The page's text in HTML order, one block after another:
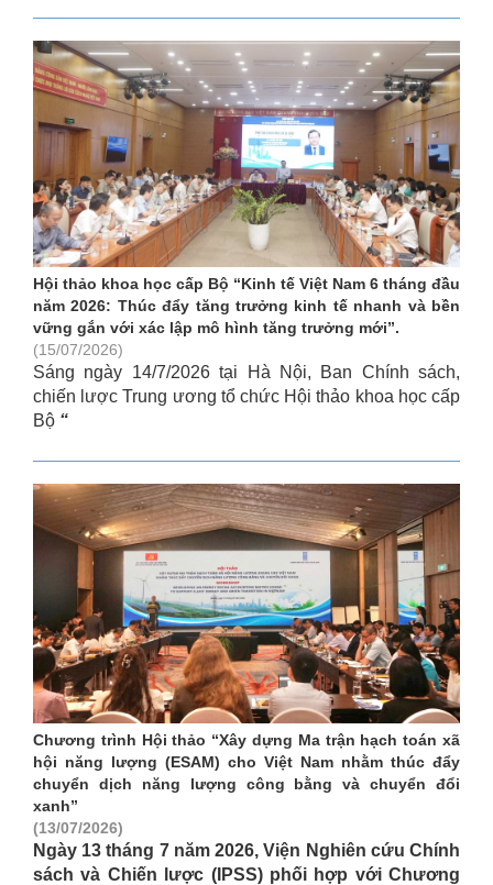
Hội thảo khoa học cấp Bộ “Kinh tế Việt Nam 6 tháng đầu
năm 2026: Thúc đẩy tăng trưởng kinh tế nhanh và bền
vững gắn với xác lập mô hình tăng trưởng mới”.
(15/07/2026)
Sáng ngày 14/7/2026 tại Hà Nội, Ban Chính sách,
chiến lược Trung ương tổ chức Hội thảo khoa học cấp
Bộ “
Chương trình Hội thảo “Xây dựng Ma trận hạch toán xã
hội năng lượng (ESAM) cho Việt Nam nhằm thúc đẩy
chuyển dịch năng lượng công bằng và chuyển đổi
xanh”
(13/07/2026)
Ngày 13 tháng 7 năm 2026, Viện Nghiên cứu Chính
sách và Chiến lược (IPSS) phối hợp với Chương